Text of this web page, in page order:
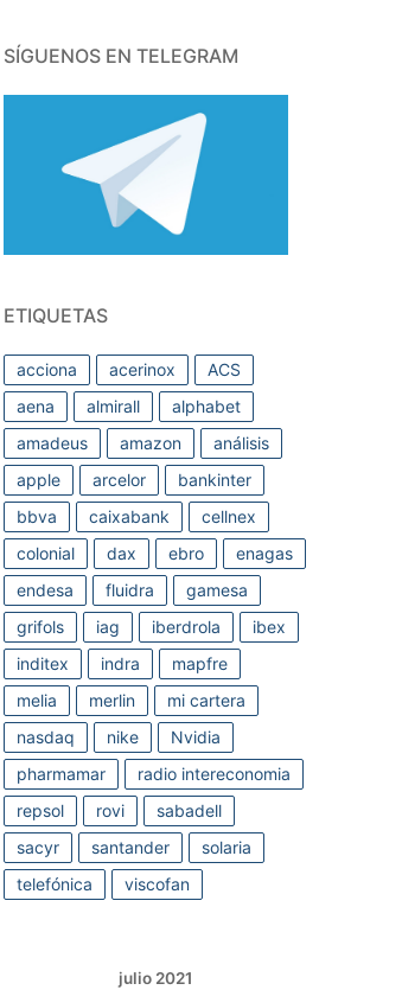
SÍGUENOS EN TELEGRAM
ETIQUETAS
acciona acerinox
ACS
aena
almirall
alphabet
amadeus
amazon
análisis
apple
arcelor
bankinter
bbva
caixabank
cellnex
colonial
dax ebro
enagas
endesa
fluidra
gamesa
grifols
iag iberdrola
ibex
inditex
indra
mapfre
melia
merlin
mi cartera
nasdaq
nike
Nvidia
pharmamar
radio intereconomia
repsol
rovi
sabadell
sacyr
santander
solaria
telefónica
viscofan
julio 2021